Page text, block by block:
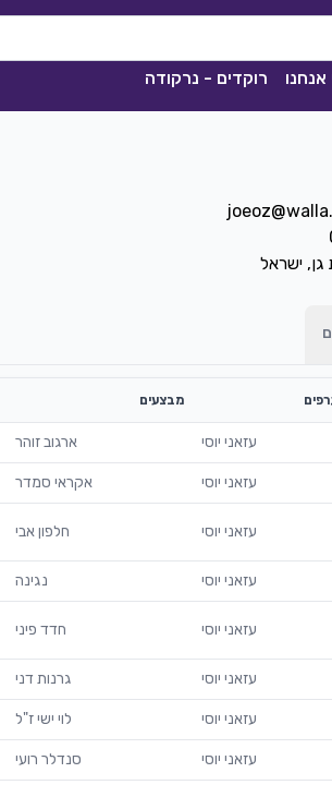
אנחנו רוקדים - נרקודה
ככה מיום ליום
1839
0
ישראל
מבצעים
עזאני יוסי ארגוב זוהר
עזאני יוסי אקראי סמדר
עזאני יוסי חלפון אבי
עזאני יוסי נגינה
עזאני יוסי חדד פיני
עזאני יוסי גרנות דני
עזאני יוסי לוי ישי ז"ל
עזאני יוסי סנדלר רועי